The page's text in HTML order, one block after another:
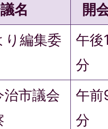
名 開
り編集委
午後
分
市議会
午
分